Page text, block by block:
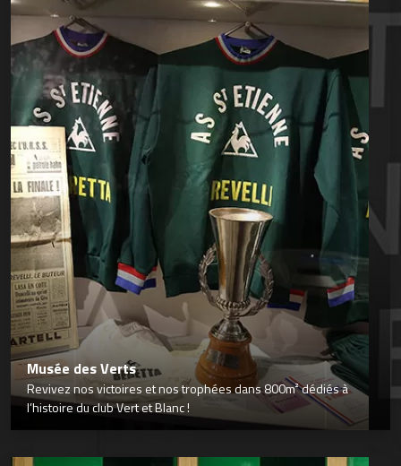
Musée des Verts
Revivez nos victoires et nos trophées dans 800m² dédiés à
l’histoire du club Vert et Blanc !